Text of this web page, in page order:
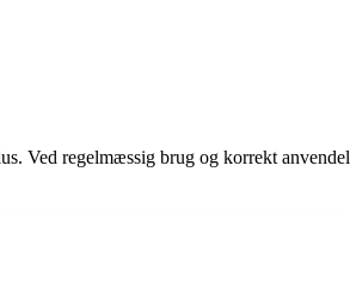
Ved regelmæssig brug og korrekt